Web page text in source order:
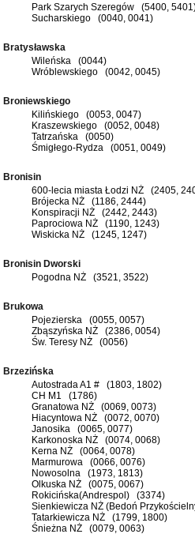
Park Szarych Szeregów (5400,
Sucharskiego (0040, 0041)
Bratysławska
Wileńska (0044)
Wróblewskiego (0042, 0045)
Broniewskiego
Kilińskiego (0053, 0047)
Kraszewskiego (0052, 0048)
Tatrzańska (0050)
Śmigłego-Rydza (0051, 0049)
Bronisin
600-lecia miasta Łodzi NŻ (2405,
Brójecka NŻ (1186, 2444)
Konspiracji NŻ (2442, 2443)
Paprociowa NŻ (1190, 1243)
Wiskicka NŻ (1245, 1247)
Bronisin Dworski
Pogodna NŻ (3521, 3522)
Brukowa
Pojezierska (0055, 0057)
Zbąszyńska NŻ (2386, 0054)
Św. Teresy NŻ (0056)
Brzezińska
Autostrada A1 # (1803, 1802)
CH M1 (1786)
Granatowa NŻ (0069, 0073)
Hiacyntowa NŻ (0072, 0070)
Janosika (0065, 0077)
Karkonoska NŻ (0074, 0068)
Kerna NŻ (0064, 0078)
Marmurowa (0066, 0076)
Nowosolna (1973, 1813)
Olkuska NŻ (0075, 0067)
Rokicińska(Andrespol) (3374)
Sienkiewicza NŻ (Bedoń
Tatarkiewicza NŻ (1799, 1800)
Śnieżna NŻ (0079, 0063)